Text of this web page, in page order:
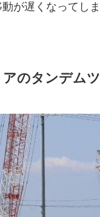
が遅くなってしま
のタンデム